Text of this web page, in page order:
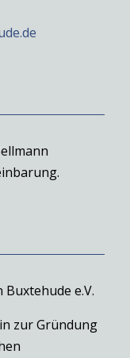
e.V.
zur Gründung